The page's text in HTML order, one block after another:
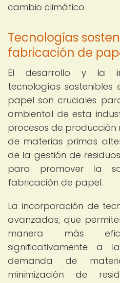
cambio climático.
Tecnologías
fabricación de
El desarrollo y la
tecnologías
papel son cruciales
ambiental de esta
procesos de producción
de materias primas
de la gestión de
para promover la
fabricación de papel.
La incorporación de
avanzadas, que
manera más
significativamente a
demanda de
minimización de